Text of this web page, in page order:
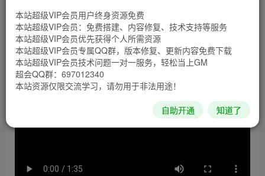
般的力量。
游戏视频
本站超级VIP会员用户终身资源免费
本站超级VIP会员：免费搭建、内容修复、技术支持等服务
本站超级VIP会员优先获得个人所需资源
本站超级VIP会员专属QQ群，版本修复、更新内容免费下载
本站超级VIP会员技术问题一对一服务，轻松当上GM
超会QQ群：697012340
本站资源仅限交流学习，请勿用于非法用途！
自助开通 知道了